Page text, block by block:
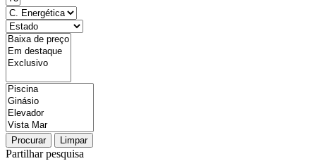
Procurar Limpar
Partilhar pesquisa